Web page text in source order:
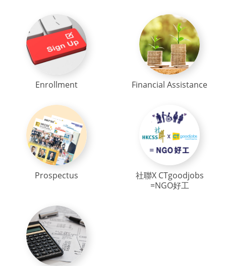
Enrollment Financial Assistance
Prospectus
社聯X CTgoodjobs
=NGO好工